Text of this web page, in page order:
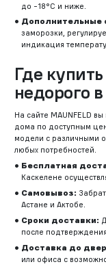
до -18°C и ниже.
Дополнительные
заморозки,
индикация
Где
недорого
На сайте MAUNFELD
дома по доступным
модели с различными
любых потребностей.
Бесплатная
Каскелене
Самовывоз:
Астане и Актобе.
Сроки доставки:
после
Доставка до
или офиса с